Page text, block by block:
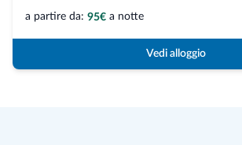
a partire da: 95€ a notte
Vedi alloggio